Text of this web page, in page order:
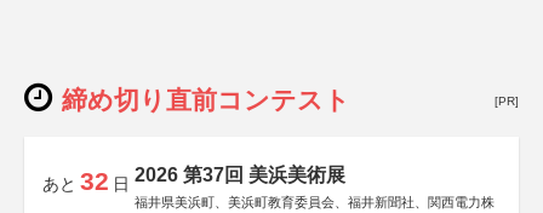
締め切り直前コンテスト [PR]
あと 32 日 2026 第37回 美浜美術展
福井県美浜町、美浜町教育委員会、福井新聞社、関西電力株